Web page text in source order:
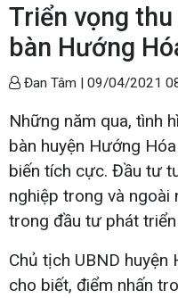
Triển vọng
bàn Hướng
Đan Tâm | 09/04/2021
Những năm qua, tình
bàn huyện Hướng
biến tích cực. Đầu tư
nghiệp trong và
trong đầu tư phát
Chủ tịch UBND
cho biết, điểm nhấn